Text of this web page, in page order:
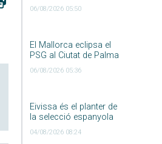
06/08/2026 05:50
El Mallorca eclipsa el
PSG al Ciutat de Palma
06/08/2026 05:36
Eivissa és el planter de
la selecció espanyola
04/08/2026 08:24